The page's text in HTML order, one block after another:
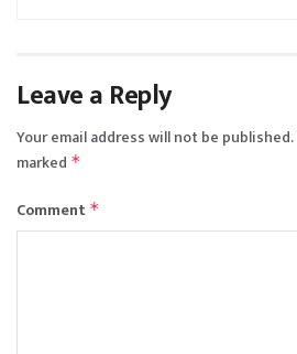
Leave a Reply
Your email address will not be published.
marked *
Comment *